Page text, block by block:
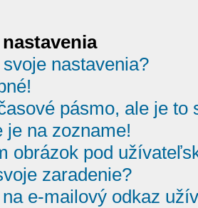
nastavenia?
pásmo, ale je to
je na zozname!
obrázok pod
zaradenie?
e-mailový odkaz